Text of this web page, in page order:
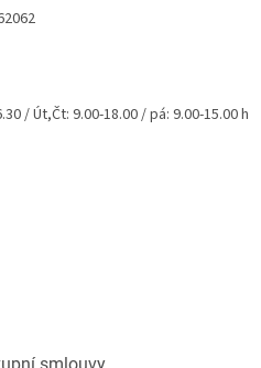
/ Út,Čt: 9.00-18.00 / pá: 9.00-15.00 h